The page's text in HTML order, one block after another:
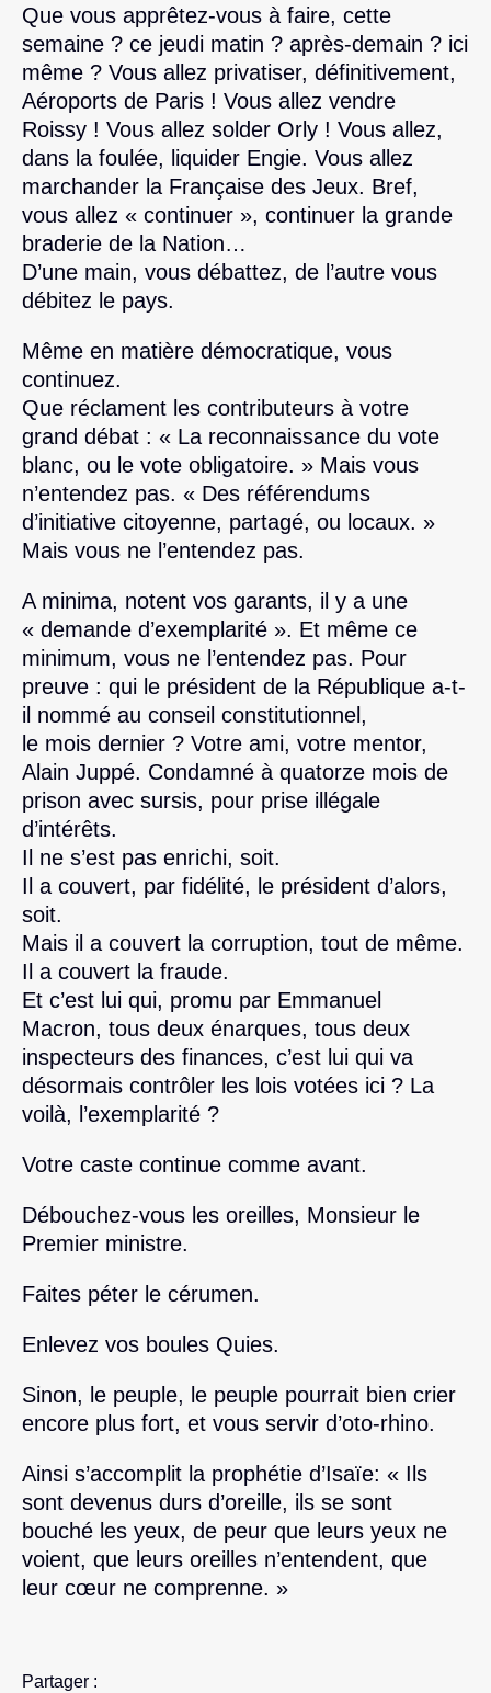
Que vous apprêtez-vous à faire, cette
semaine ? ce jeudi matin ? après-demain ? ici
même ? Vous allez privatiser, définitivement,
Aéroports de Paris ! Vous allez vendre
Roissy ! Vous allez solder Orly ! Vous allez,
dans la foulée, liquider Engie. Vous allez
marchander la Française des Jeux. Bref,
vous allez « continuer », continuer la grande
braderie de la Nation…
D’une main, vous débattez, de l’autre vous
débitez le pays.
Même en matière démocratique, vous
continuez.
Que réclament les contributeurs à votre
grand débat : « La reconnaissance du vote
blanc, ou le vote obligatoire. » Mais vous
n’entendez pas. « Des référendums
d’initiative citoyenne, partagé, ou locaux. »
Mais vous ne l’entendez pas.
A minima, notent vos garants, il y a une
« demande d’exemplarité ». Et même ce
minimum, vous ne l’entendez pas. Pour
preuve : qui le président de la République a-t-
il nommé au conseil constitutionnel,
le mois dernier ? Votre ami, votre mentor,
Alain Juppé. Condamné à quatorze mois de
prison avec sursis, pour prise illégale
d’intérêts.
Il ne s’est pas enrichi, soit.
Il a couvert, par fidélité, le président d’alors,
soit.
Mais il a couvert la corruption, tout de même.
Il a couvert la fraude.
Et c’est lui qui, promu par Emmanuel
Macron, tous deux énarques, tous deux
inspecteurs des finances, c’est lui qui va
désormais contrôler les lois votées ici ? La
voilà, l’exemplarité ?
Votre caste continue comme avant.
Débouchez-vous les oreilles, Monsieur le
Premier ministre.
Faites péter le cérumen.
Enlevez vos boules Quies.
Sinon, le peuple, le peuple pourrait bien crier
encore plus fort, et vous servir d’oto-rhino.
Ainsi s’accomplit la prophétie d’Isaïe: « Ils
sont devenus durs d’oreille, ils se sont
bouché les yeux, de peur que leurs yeux ne
voient, que leurs oreilles n’entendent, que
leur cœur ne comprenne. »
Partager :